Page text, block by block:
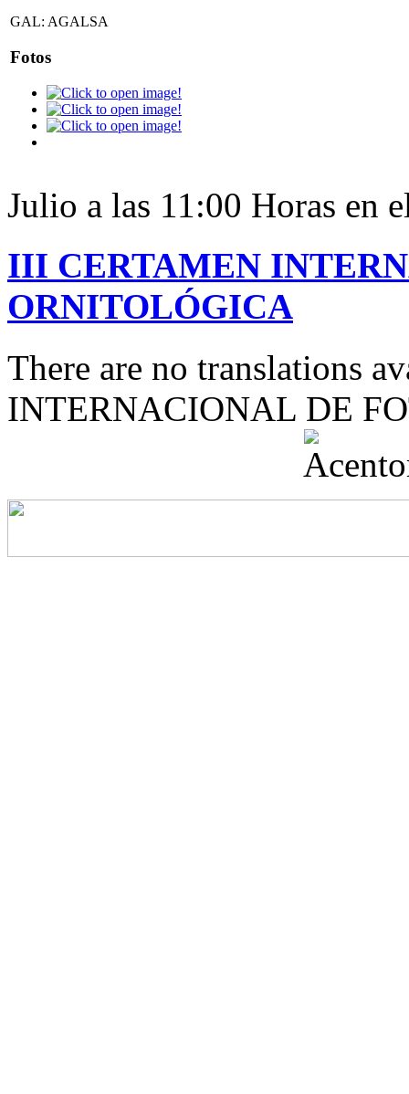
GAL: AGALSA
Fotos
Julio a las 11:00 Horas en
III CERTAMEN
ORNITOLÓGICA
There are no translations
INTERNACIONAL DE